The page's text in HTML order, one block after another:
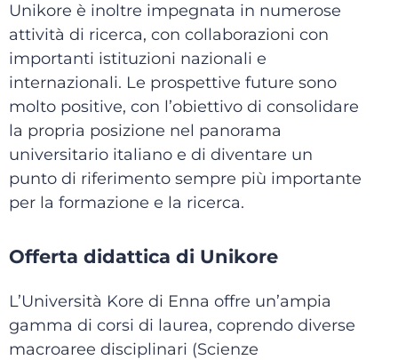
Unikore è inoltre impegnata in numerose
attività di ricerca, con collaborazioni con
importanti istituzioni nazionali e
internazionali. Le prospettive future sono
molto positive, con l’obiettivo di consolidare
la propria posizione nel panorama
universitario italiano e di diventare un
punto di riferimento sempre più importante
per la formazione e la ricerca.
Offerta didattica di Unikore
L’Università Kore di Enna offre un’ampia
gamma di corsi di laurea, coprendo diverse
macroaree disciplinari (Scienze